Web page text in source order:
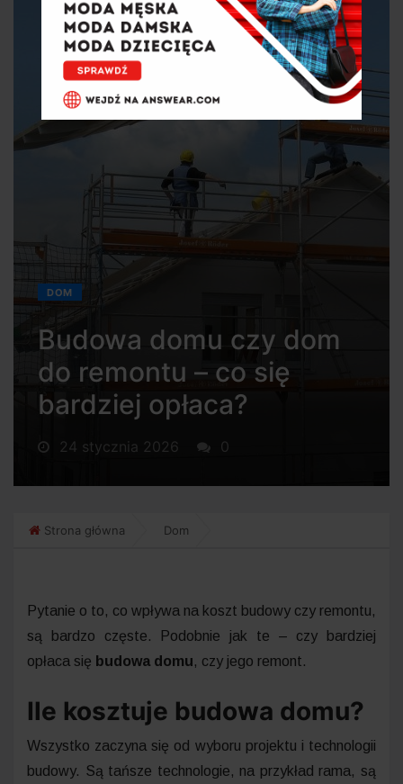
DOM
Budowa domu czy dom
do remontu – co się
bardziej opłaca?
24 stycznia 2026 0
Strona główna Dom
Pytanie o to, co wpływa na koszt budowy czy remontu,
są bardzo częste. Podobnie jak te – czy bardziej
opłaca się budowa domu, czy jego remont.
Ile kosztuje budowa domu?
Wszystko zaczyna się od wyboru projektu i technologii
budowy. Są tańsze technologie, na przykład rama, są